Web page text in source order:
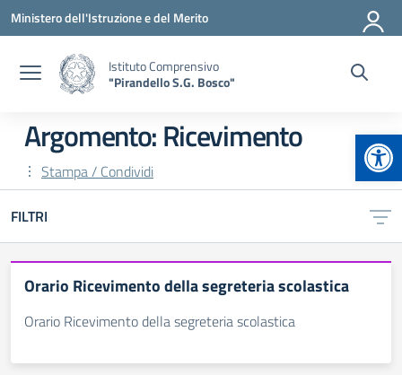
Vai ai contenuti
Vai al menu di navigazione
Vai al footer
Ministero dell'Istruzione e del Merito
Istituto Comprensivo
"Pirandello S.G. Bosco"
Argomento: Ricevimento
Stampa / Condividi
FILTRI
Orario Ricevimento della segreteria scolastica
Orario Ricevimento della segreteria scolastica